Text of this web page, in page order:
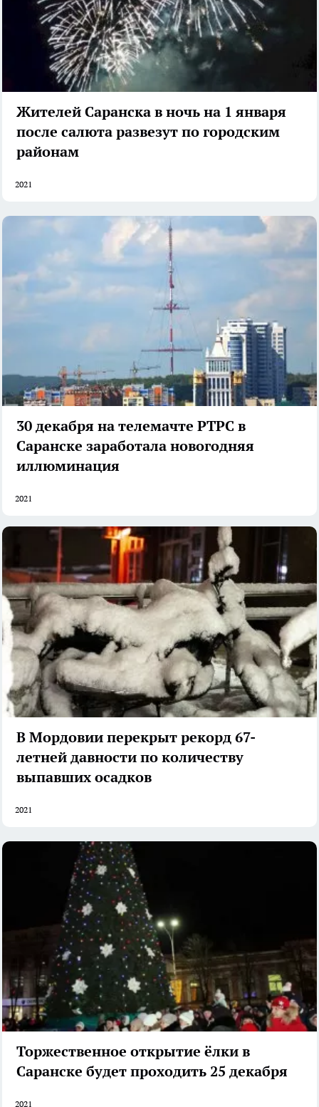
Жителей Саранска в ночь на 1 января
после салюта развезут по городским
районам
2021
30 декабря на телемачте РТРС в
Саранске заработала новогодняя
иллюминация
2021
В Мордовии перекрыт рекорд 67-
летней давности по количеству
выпавших осадков
2021
Торжественное открытие ёлки в
Саранске будет проходить 25 декабря
2021